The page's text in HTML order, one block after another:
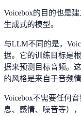
Voicebox的目的也是
生成式的模型。
与LLM不同的是，
据。它的训练目标是
据来预测目标音频。
的风格是来自于音频
Voicebox不需要任何
息、感情、噪音等）